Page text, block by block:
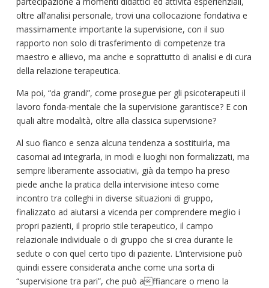
oltre all’analisi personale, trovi una collocazione fondativa e
massimamente importante la supervisione, con il suo
rapporto non solo di trasferimento di competenze tra
maestro e allievo, ma anche e soprattutto di analisi e di cura
della relazione terapeutica.
Ma poi, “da grandi”, come prosegue per gli psicoterapeuti il
lavoro fonda-mentale che la supervisione garantisce? E con
quali altre modalità, oltre alla classica supervisione?
Al suo fianco e senza alcuna tendenza a sostituirla, ma
casomai ad integrarla, in modi e luoghi non formalizzati, ma
sempre liberamente associativi, già da tempo ha preso
piede anche la pratica della intervisione inteso come
incontro tra colleghi in diverse situazioni di gruppo,
finalizzato ad aiutarsi a vicenda per comprendere meglio i
propri pazienti, il proprio stile terapeutico, il campo
relazionale individuale o di gruppo che si crea durante le
sedute o con quel certo tipo di paziente. L’intervisione può
quindi essere considerata anche come una sorta di
“supervisione tra pari”, che può affiancare o meno la